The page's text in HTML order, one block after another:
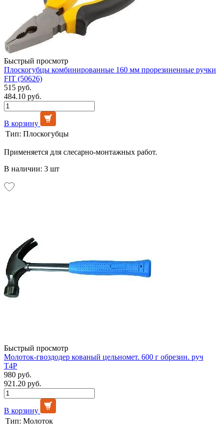
Быстрый просмотр
Плоскогубцы комбинированные 160 мм прорезиненные ручки
FIT (50626)
515 руб.
484.10 руб.
В корзину
Тип: Плоскогубцы
Применяется для слесарно-монтажных работ.
В наличии: 3 шт
Быстрый просмотр
Молоток-гвоздодер кованый цельномет. 600 г обрезин. руч
T4P
980 руб.
921.20 руб.
В корзину
Тип: Молоток